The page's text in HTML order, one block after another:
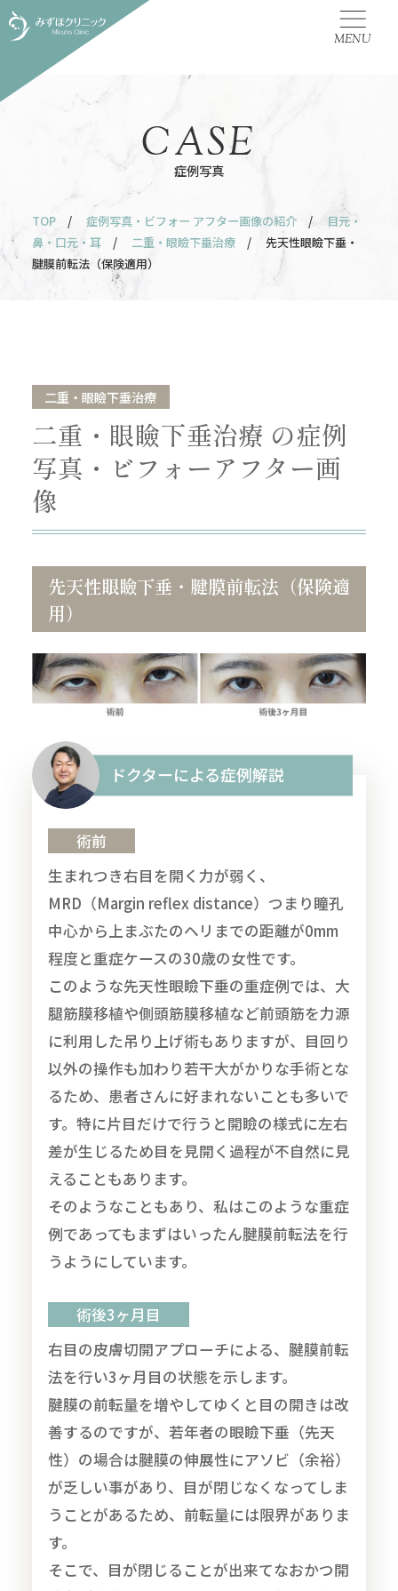
MENU
症例写真
CASE
TOP / 症例写真・ビフォー アフター画像の紹介 /
目元・
鼻・口元・耳
/ 二重・眼瞼下垂治療
/ 先天性眼瞼下垂・
腱膜前転法（保険適用）
二重・眼瞼下垂治療
二重・眼瞼下垂治療 の症例
写真・ビフォーアフター画
像
先天性眼瞼下垂・腱膜前転法（保険適
用）
ドクターによる症例解説
術前
生まれつき右目を開く力が弱く、
MRD（Margin reflex distance）つまり瞳孔
中心から上まぶたのヘリまでの距離が0mm
程度と重症ケースの30歳の女性です。
このような先天性眼瞼下垂の重症例では、大
腿筋膜移植や側頭筋膜移植など前頭筋を力源
に利用した吊り上げ術もありますが、目回り
以外の操作も加わり若干大がかりな手術とな
るため、患者さんに好まれないことも多いで
す。特に片目だけで行うと開瞼の様式に左右
差が生じるため目を見開く過程が不自然に見
えることもあります。
そのようなこともあり、私はこのような重症
例であってもまずはいったん腱膜前転法を行
うようにしています。
術後3ヶ月目
右目の皮膚切開アプローチによる、腱膜前転
法を行い3ヶ月目の状態を示します。
腱膜の前転量を増やしてゆくと目の開きは改
善するのですが、若年者の眼瞼下垂（先天
性）の場合は腱膜の伸展性にアソビ（余裕）
が乏しい事があり、目が閉じなくなってしま
うことがあるため、前転量には限界がありま
す。
そこで、目が閉じることが出来てなおかつ開